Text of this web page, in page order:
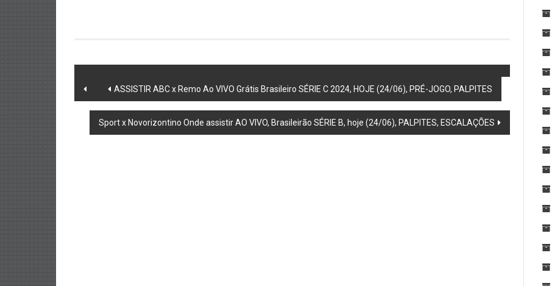
navigationASSISTIR ABC x Remo Ao VIVO Grátis Brasileiro SÉRIE C 2024, HOJE (24/06), PRÉ-JOGO, PALPITES
Sport x Novorizontino Onde assistir AO VIVO, Brasileirão SÉRIE B, hoje (24/06), PALPITES, ESCALAÇÕES